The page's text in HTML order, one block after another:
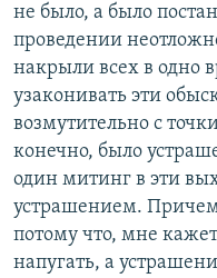
не было, а было
проведении
накрыли всех в одно
узаконивать эти
возмутительно с
конечно, было
один митинг в эти
устрашением. Причем
потому что, мне
напугать, а